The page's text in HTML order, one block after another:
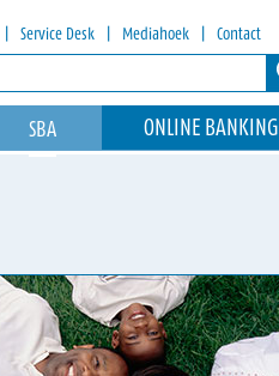
Service Desk Mediahoek Contact
SBA ONLINE BANKING